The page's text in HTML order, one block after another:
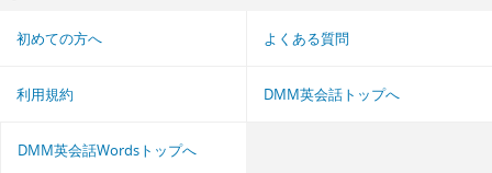
初めての方へ よくある質問
利用規約 DMM英会話トップへ
DMM英会話Wordsトップへ